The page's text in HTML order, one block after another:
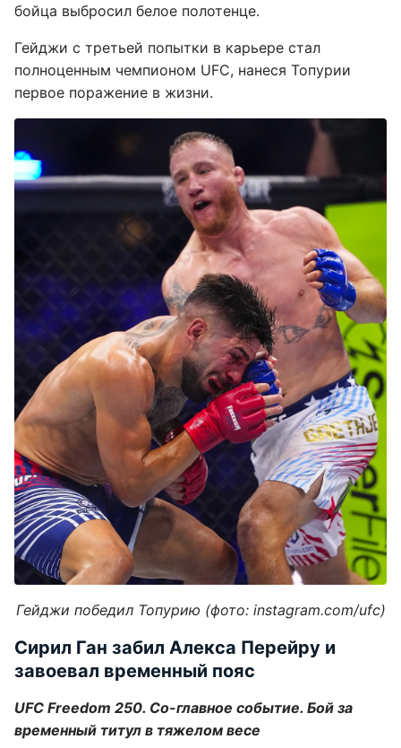
бойца выбросил белое полотенце.
Гейджи с третьей попытки в карьере стал
полноценным чемпионом UFC, нанеся Топурии
первое поражение в жизни.
Гейджи победил Топурию (фото: instagram.com/ufc)
Сирил Ган забил Алекса Перейру и
завоевал временный пояс
UFC Freedom 250. Со-главное событие. Бой за
временный титул в тяжелом весе